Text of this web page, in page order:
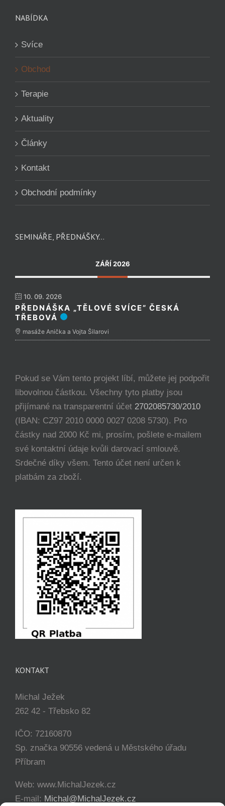
NABÍDKA
Svíce
Obchod
Terapie
Aktuality
Články
Kontakt
Obchodní podmínky
SEMINÁŘE, PŘEDNÁŠKY…
ZÁŘÍ 2026
10. 09. 2026
PŘEDNÁŠKA „TĚLOVÉ SVÍCE“ ČESKÁ
TŘEBOVÁ
masáže Anička a Vojta Šilarovi
Pokud se Vám tento projekt líbí, můžete jej podpořit
libovolnou částkou. Všechny tyto platby jsou
přijímané na transparentní účet 2702085730/2010
(IBAN: CZ97 2010 0000 0027 0208 5730). Pro
částky nad 2000 Kč mi, prosím, pošlete e-mailem
své kontaktní údaje kvůli darovací smlouvě.
Srdečné díky všem. Tento účet není určen k
platbám za zboží.
KONTAKT
Michal Ježek
262 42 - Třebsko 82
IČO: 72160870
Sp. značka 90556 vedená u Městského úřadu
Příbram
Web: www.MichalJezek.cz
E-mail: Michal@MichalJezek.cz